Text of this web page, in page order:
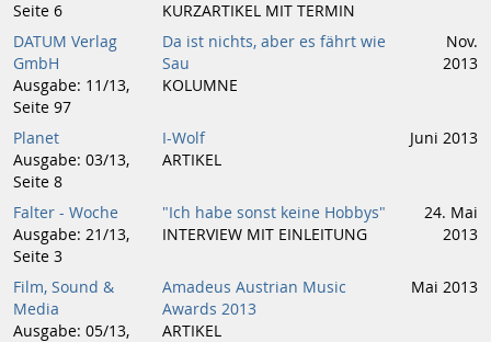
Seite 6
KURZARTIKEL MIT TERMIN
DATUM Verlag
GmbH
Ausgabe: 11/13,
Seite 97
Da ist nichts, aber es fährt wie
Sau
KOLUMNE
Nov.
2013
Planet
Ausgabe: 03/13,
Seite 8
I-Wolf
ARTIKEL
Juni 2013
Falter - Woche
Ausgabe: 21/13,
Seite 3
"Ich habe sonst keine Hobbys"
INTERVIEW MIT EINLEITUNG
24. Mai
2013
Film, Sound &
Media
Ausgabe: 05/13,
Amadeus Austrian Music
Awards 2013
ARTIKEL
Mai 2013